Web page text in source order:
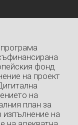
фонд
на проект
на
план за
изпълнение на